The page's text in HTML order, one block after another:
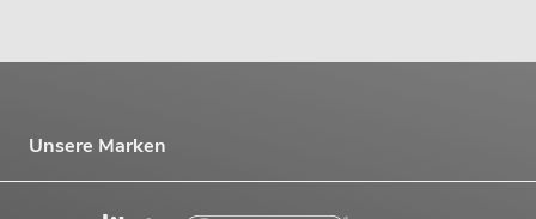
Unsere Marken